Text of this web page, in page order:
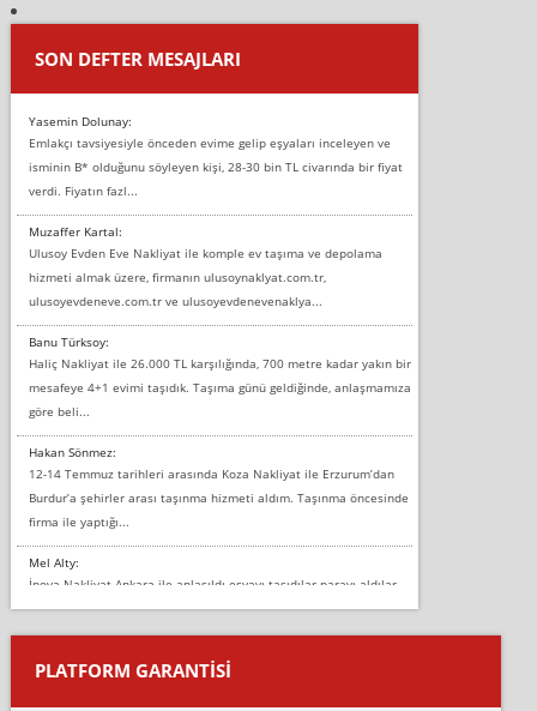
SON DEFTER MESAJLARI
Yasemin Dolunay:
Emlakçı tavsiyesiyle önceden evime gelip eşyaları inceleyen ve
isminin B* olduğunu söyleyen kişi, 28-30 bin TL civarında bir fiyat
verdi. Fiyatın fazl...
Muzaffer Kartal:
Ulusoy Evden Eve Nakliyat ile komple ev taşıma ve depolama
hizmeti almak üzere, firmanın ulusoynaklyat.com.tr,
ulusoyevdeneve.com.tr ve ulusoyevdenevenaklya...
Banu Türksoy:
Haliç Nakliyat ile 26.000 TL karşılığında, 700 metre kadar yakın bir
mesafeye 4+1 evimi taşıdık. Taşıma günü geldiğinde, anlaşmamıza
göre beli...
Hakan Sönmez:
12-14 Temmuz tarihleri arasında Koza Nakliyat ile Erzurum’dan
Burdur’a şehirler arası taşınma hizmeti aldım. Taşınma öncesinde
firma ile yaptığı...
Mel Alty:
İnova Nakliyat Ankara ile anlaşıldı eşyayı taşıdılar parayı aldılar.
Salon duvarına bir baktım birisi boydan alüminyum renkli bantı
yapıştırm...
Murat:
PLATFORM GARANTİSİ